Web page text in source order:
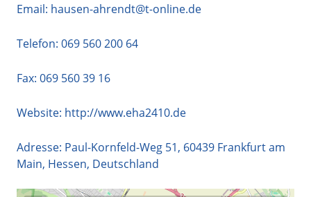
Email: hausen-ahrendt@t-online.de
Telefon: 069 560 200 64
Fax: 069 560 39 16
Website: http://www.eha2410.de
Adresse: Paul-Kornfeld-Weg 51, 60439 Frankfurt am
Main, Hessen, Deutschland